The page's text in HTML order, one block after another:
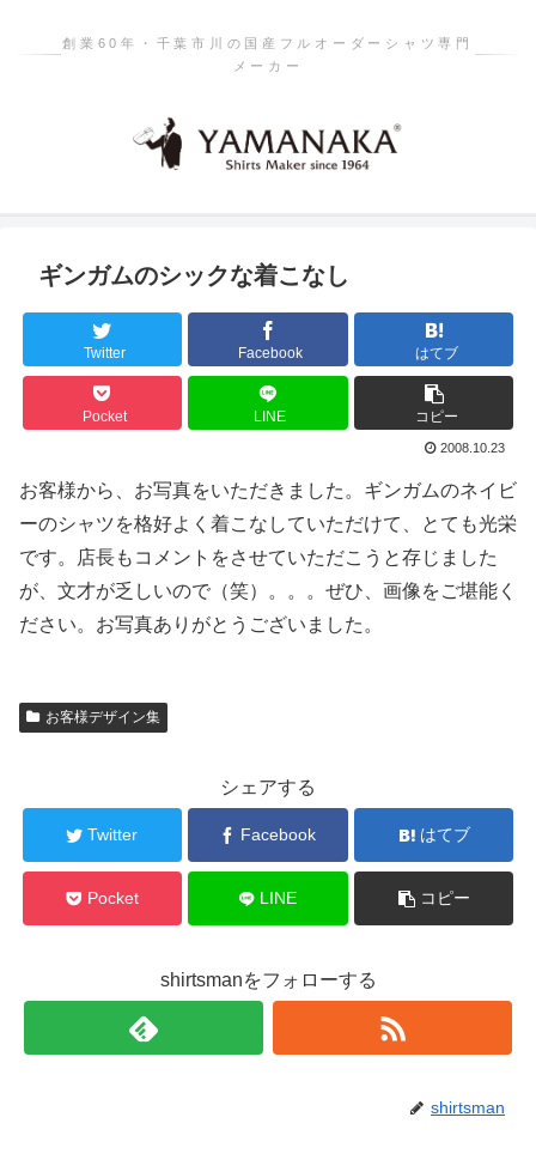
創業60年・千葉市川の国産フルオーダーシャツ専門
メーカー
ギンガムのシックな着こなし
Twitter Facebook はてブ
Pocket LINE コピー
2008.10.23
お客様から、お写真をいただきました。ギンガムのネイビ
ーのシャツを格好よく着こなしていただけて、とても光栄
です。店長もコメントをさせていただこうと存じました
が、文才が乏しいので（笑）。。。ぜひ、画像をご堪能く
ださい。お写真ありがとうございました。
お客様デザイン集
シェアする
Twitter Facebook はてブ
Pocket LINE コピー
shirtsmanをフォローする
shirtsman